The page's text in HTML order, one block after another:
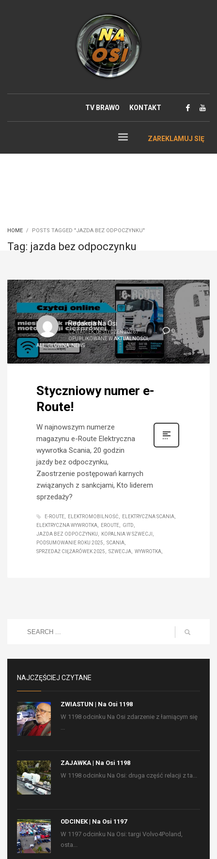
TV BRAWO KONTAKT
ZAREKLAMUJ SIĘ
HOME POSTS TAGGED "JAZDA BEZ ODPOCZYNKU"
Tag: jazda bez odpoczynku
0
Redakcja Na Osi
CZWARTEK, 08 STYCZEŃ 2026/
OPUBLIKOWANE WAKTUALNOŚCI,
ALL,GŁÓWNA,NEWS
Styczniowy numer e-
Route!
W najnowszym numerze
magazynu e-Route Elektryczna
wywrotka Scania, 20 godzin
jazdy bez odpoczynku,
Zaostrzenie postępowań karnych
związanych z sankcjami, Kto liderem
sprzedaży?
E-ROUTE ELEKTROMOBILNOŚĆ
ELEKTRYCZNA SCANIA
ELEKTRYCZNA WYWROTKA
EROUTE
GITD
JAZDA BEZ ODPOCZYNKU
KOPALNIA W SZWECJI
PODSUMOWANIE ROKU 2025
SCANIA
SPRZEDAŻ CIĘŻARÓWEK 2025
SZWECJA WYWROTKA
NAJCZĘŚCIEJ CZYTANE
ZWIASTUN | Na Osi 1198
W 1198 odcinku Na Osi zdarzenie z łamiącym się
...
ZAJAWKA | Na Osi 1198
W 1198 odcinku Na Osi: druga część relacji z ta...
ODCINEK | Na Osi 1197
W 1197 odcinku Na Osi: targi Volvo4Poland,
osta...